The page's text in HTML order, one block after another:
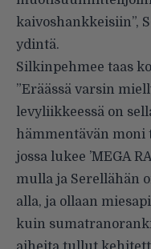
kaivoshankkeisiin”,
ydintä.
Silkinpehmee taas
”Eräässä varsin
levyliikkeessä on
hämmentävän moni
jossa lukee ’MEGA
mulla ja Serellähän
alla, ja ollaan
kuin